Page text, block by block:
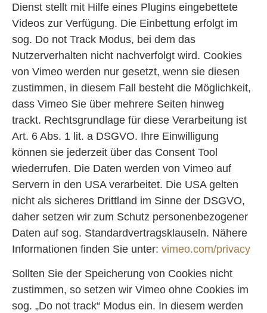
Dienst stellt mit Hilfe eines Plugins eingebettete
Videos zur Verfügung. Die Einbettung erfolgt im
sog. Do not Track Modus, bei dem das
Nutzerverhalten nicht nachverfolgt wird. Cookies
von Vimeo werden nur gesetzt, wenn sie diesen
zustimmen, in diesem Fall besteht die Möglichkeit,
dass Vimeo Sie über mehrere Seiten hinweg
trackt. Rechtsgrundlage für diese Verarbeitung ist
Art. 6 Abs. 1 lit. a DSGVO. Ihre Einwilligung
können sie jederzeit über das Consent Tool
wiederrufen. Die Daten werden von Vimeo auf
Servern in den USA verarbeitet. Die USA gelten
nicht als sicheres Drittland im Sinne der DSGVO,
daher setzen wir zum Schutz personenbezogener
Daten auf sog. Standardvertragsklauseln. Nähere
Informationen finden Sie unter: vimeo.com/privacy
Sollten Sie der Speicherung von Cookies nicht
zustimmen, so setzen wir Vimeo ohne Cookies im
sog. „Do not track“ Modus ein. In diesem werden